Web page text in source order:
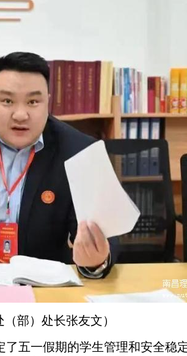
（部）处长张友文）
五一假期的学生管理和安全稳